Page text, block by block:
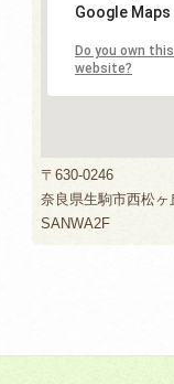
Google
Do you own this
website?
〒630-0246
奈良県生駒市西松
SANWA2F